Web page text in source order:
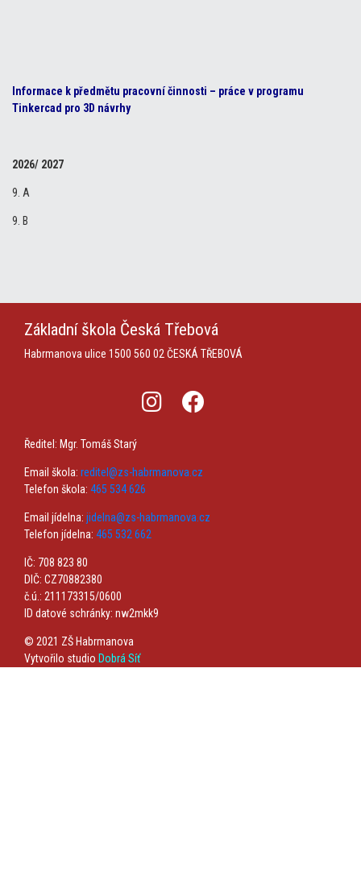
Informace k předmětu pracovní činnosti – práce v programu
Tinkercad pro 3D návrhy
2026/ 2027
9. A
9. B
Základní škola Česká Třebová
Habrmanova ulice 1500 560 02 ČESKÁ TŘEBOVÁ
Ředitel: Mgr. Tomáš Starý
Email škola: reditel@zs-habrmanova.cz
Telefon škola: 465 534 626
Email jídelna: jidelna@zs-habrmanova.cz
Telefon jídelna: 465 532 662
IČ: 708 823 80
DIČ: CZ70882380
č.ú.: 211173315/0600
ID datové schránky: nw2mkk9
© 2021 ZŠ Habrmanova
Vytvořilo studio Dobrá Síť